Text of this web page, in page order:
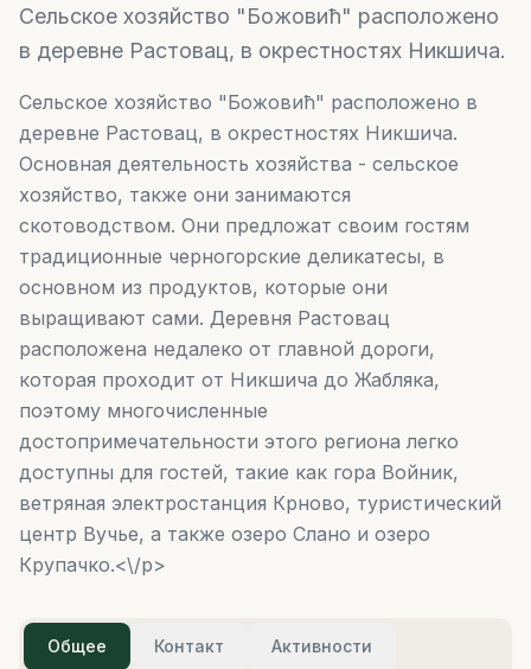
Сельское хозяйство "Божовић" расположено
в деревне Растовац, в окрестностях Никшича.
Сельское хозяйство "Божовић" расположено в
деревне Растовац, в окрестностях Никшича.
Основная деятельность хозяйства - сельское
хозяйство, также они занимаются
скотоводством. Они предложат своим гостям
традиционные черногорские деликатесы, в
основном из продуктов, которые они
выращивают сами. Деревня Растовац
расположена недалеко от главной дороги,
которая проходит от Никшича до Жабляка,
поэтому многочисленные
достопримечательности этого региона легко
доступны для гостей, такие как гора Войник,
ветряная электростанция Крново, туристический
центр Вучье, а также озеро Слано и озеро
Крупачко.<\/p>
Общее Контакт Активности